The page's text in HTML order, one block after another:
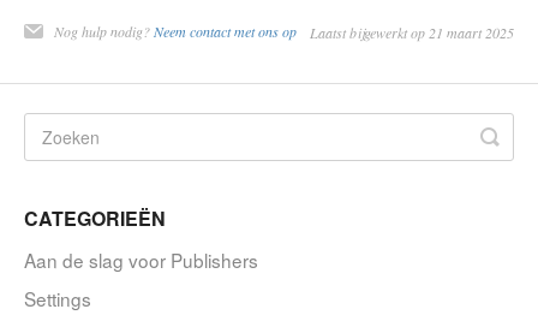
Nog hulp nodig?Neem contact met ons op Laatst bijgewerkt op 21 maart 2025
CATEGORIEËN
Aan de slag voor Publishers
Settings